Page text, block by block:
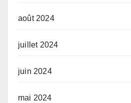
août 2024
juillet 2024
juin 2024
mai 2024